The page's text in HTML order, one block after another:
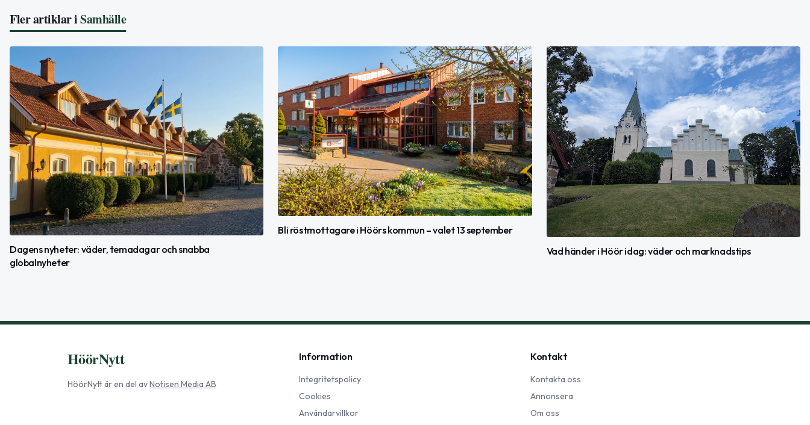
Fler artiklar iSamhälle
Dagens nyheter: väder, temadagar och snabba
globalnyheter
Bli röstmottagare i Höörs kommun – valet 13 september
Vad händer i Höör idag: väder och marknadstips
HöörNytt
HöörNyttär en del avNotisen Media AB
Information
Integritetspolicy
Cookies
Användarvillkor
Kontakt
Kontakta oss
Annonsera
Om oss